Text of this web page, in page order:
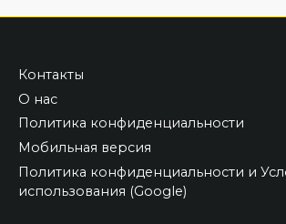
Контакты
О нас
Политика конфиденциальности
Мобильная версия
Политика конфиденциальности и
использования (Google)